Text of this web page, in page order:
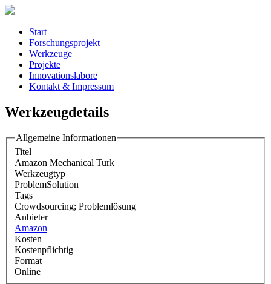
Start
Forschungsprojekt
Werkzeuge
Projekte
Innovationslabore
Kontakt & Impressum
Werkzeugdetails
Allgemeine Informationen
Titel
Amazon Mechanical Turk
Werkzeugtyp
ProblemSolution
Tags
Crowdsourcing; Problemlösung
Anbieter
Amazon
Kosten
Kostenpflichtig
Format
Online